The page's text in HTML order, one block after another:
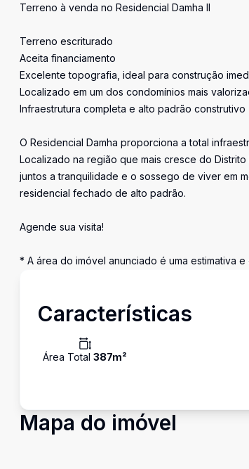
Terreno à venda no Residencial Damha II
Terreno escriturado
Aceita financiamento
Excelente topografia, ideal para construção
Localizado em um dos condomínios mais
Infraestrutura completa e alto padrão construtivo
O Residencial Damha proporciona a total
Localizado na região que mais cresce do
juntos a tranquilidade e o sossego de viver em
residencial fechado de alto padrão.
Agende sua visita!
* A área do imóvel anunciado é uma estimativa
Características
Área Total 387m²
Mapa do imóvel